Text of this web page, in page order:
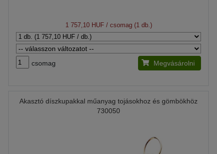
1 757,10 HUF/ csomag (1 db.)
csomag Megvásárolni
Akasztó díszkupakkal műanyag tojásokhoz és gömbökhöz
730050